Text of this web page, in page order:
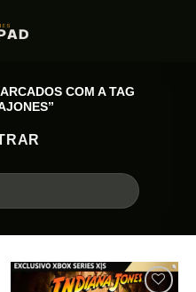
COM A TAG